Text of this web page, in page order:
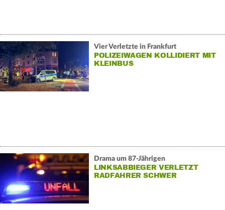
Vier Verletzte in Frankfurt
POLIZEIWAGEN KOLLIDIERT MIT
KLEINBUS
Drama um 87-Jährigen
LINKSABBIEGER VERLETZT
RADFAHRER SCHWER